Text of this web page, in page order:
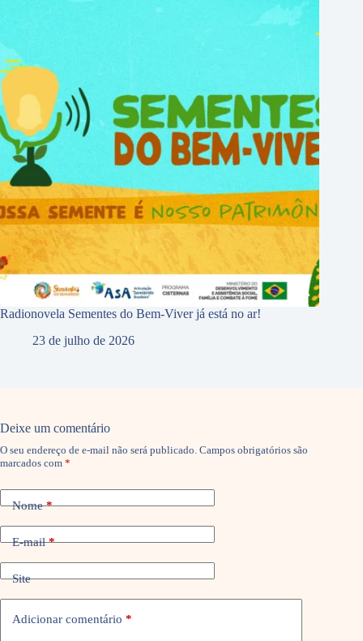
Radionovela Sementes do Bem-Viver já está no ar!
23 de julho de 2026
Deixe um comentário
O seu endereço de e-mail não será publicado. Campos obrigatórios são
marcados com *
Nome*
E-mail*
Site
Adicionar comentário *